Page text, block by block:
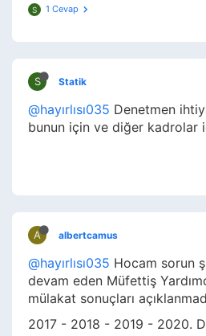
S 1 Cevap
S Statik
@hayırlısı035 Denetmen
bunun için ve diğer kadrolar
A albertcamus
@hayırlısı035 Hocam sorun
devam eden Müfettiş
mülakat sonuçları
2017 - 2018 - 2019 - 2020.